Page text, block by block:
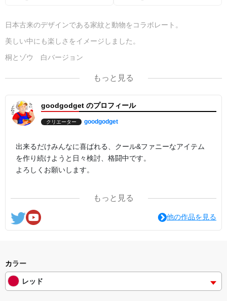
日本古来のデザインである家紋と動物をコラボレート。
美しい中にも楽しさをイメージしました。
桐とゾウ 白バージョン
もっと見る
goodgodget のプロフィール
クリエーター goodgodget
出来るだけみんなに喜ばれる、クール&ファニーなアイテム
を作り続けようと日々検討、格闘中です。
よろしくお願いします。
ここの他にも『日日彼是色々面白可笑し。IN SUZURI』や
nichinichioo by BASE にも展開中。
コチラもよろしくお願いします。
もっと見る
他の作品を見る
カラー
レッド